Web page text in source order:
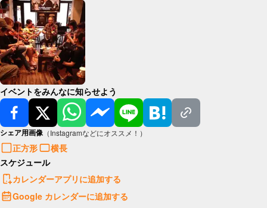
イベントをみんなに知らせよう
シェア用画像 （Instagramなどにオススメ！）
正方形
横長
スケジュール
カレンダーアプリに追加する
Google カレンダーに追加する